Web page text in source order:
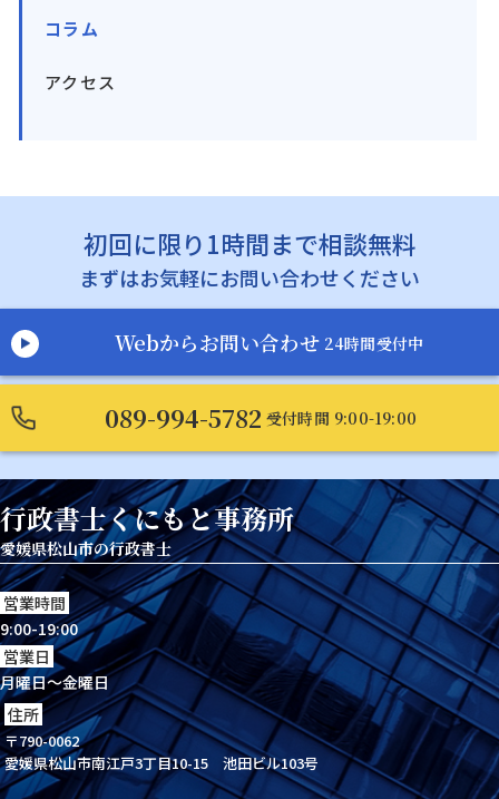
コラム
アクセス
初回に限り1時間まで相談無料
まずはお気軽にお問い合わせください
Webからお問い合わせ 24時間受付中
089-994-5782 受付時間 9:00-19:00
行政書士くにもと事務所
愛媛県松山市の行政書士
営業時間
9:00-19:00
営業日
月曜日～金曜日
住所
〒790-0062
愛媛県松山市南江戸3丁目10-15 池田ビル103号